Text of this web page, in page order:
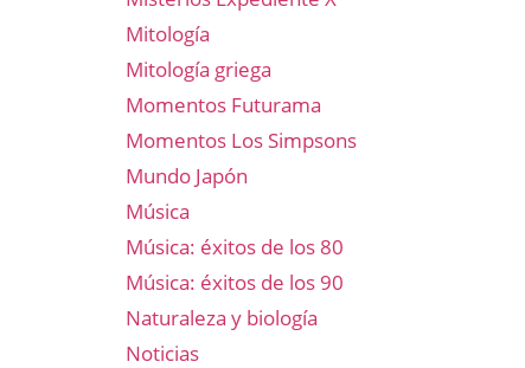
Mitología
Mitología griega
Momentos Futurama
Momentos Los Simpsons
Mundo Japón
Música
Música: éxitos de los 80
Música: éxitos de los 90
Naturaleza y biología
Noticias